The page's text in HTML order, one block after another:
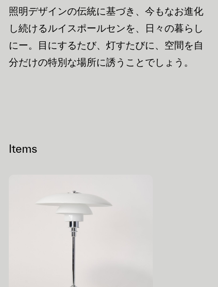
照明デザインの伝統に基づき、今もなお進化
し続けるルイスポールセンを、日々の暮らし
にー。目にするたび、灯すたびに、空間を自
分だけの特別な場所に誘うことでしょう。
Items